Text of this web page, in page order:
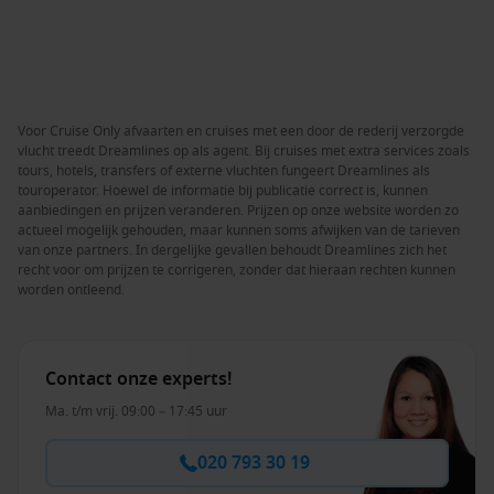
Voor Cruise Only afvaarten en cruises met een door de rederij verzorgde
vlucht treedt Dreamlines op als agent. Bij cruises met extra services zoals
tours, hotels, transfers of externe vluchten fungeert Dreamlines als
touroperator. Hoewel de informatie bij publicatie correct is, kunnen
aanbiedingen en prijzen veranderen. Prijzen op onze website worden zo
actueel mogelijk gehouden, maar kunnen soms afwijken van de tarieven
van onze partners. In dergelijke gevallen behoudt Dreamlines zich het
recht voor om prijzen te corrigeren, zonder dat hieraan rechten kunnen
worden ontleend.
Contact onze experts!
Ma. t/m vrij. 09:00 – 17:45 uur
020 793 30 19